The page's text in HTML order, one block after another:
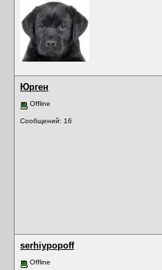
Юрген
Offline
Сообщений: 16
serhiypopoff
Offline